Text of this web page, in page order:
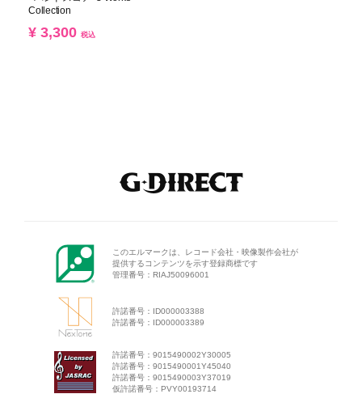
Collection
¥ 3,300 税込
このエルマークは、レコード会社・映像製作会社が
提供するコンテンツを示す登録商標です
管理番号：RIAJ50096001
許諾番号：ID000003388
許諾番号：ID000003389
許諾番号：9015490002Y30005
許諾番号：9015490001Y45040
許諾番号：9015490003Y37019
仮許諾番号：PVY00193714